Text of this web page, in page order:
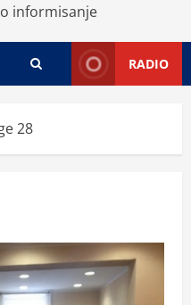
informisanje
RADIO
28